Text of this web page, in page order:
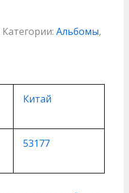
Категории: Альбомы,
Китай
53177